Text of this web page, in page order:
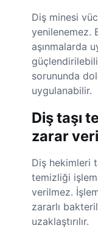
Diş minesi
yenilenemez.
aşınmalarda
sorununda
uygulanabilir.
Diş taşı
zarar
Diş hekimleri
temizliği
verilmez.
zararlı
uzaklaştırılır.